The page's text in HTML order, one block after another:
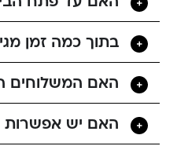
האם עד פתח
בתוך כמה זמן
האם המשלוחים
האם יש אפשרות